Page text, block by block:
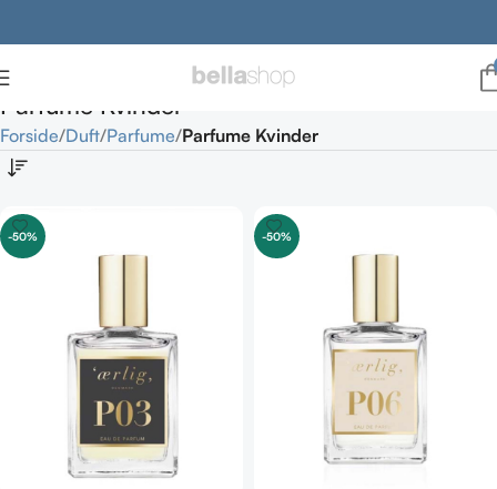
Parfume Kvinder
Forside Duft Parfume Parfume Kvinder
-50% -50%